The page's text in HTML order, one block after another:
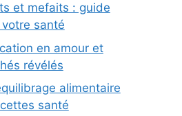
et mefaits : guide
santé
en amour et
révélés
alimentaire
santé